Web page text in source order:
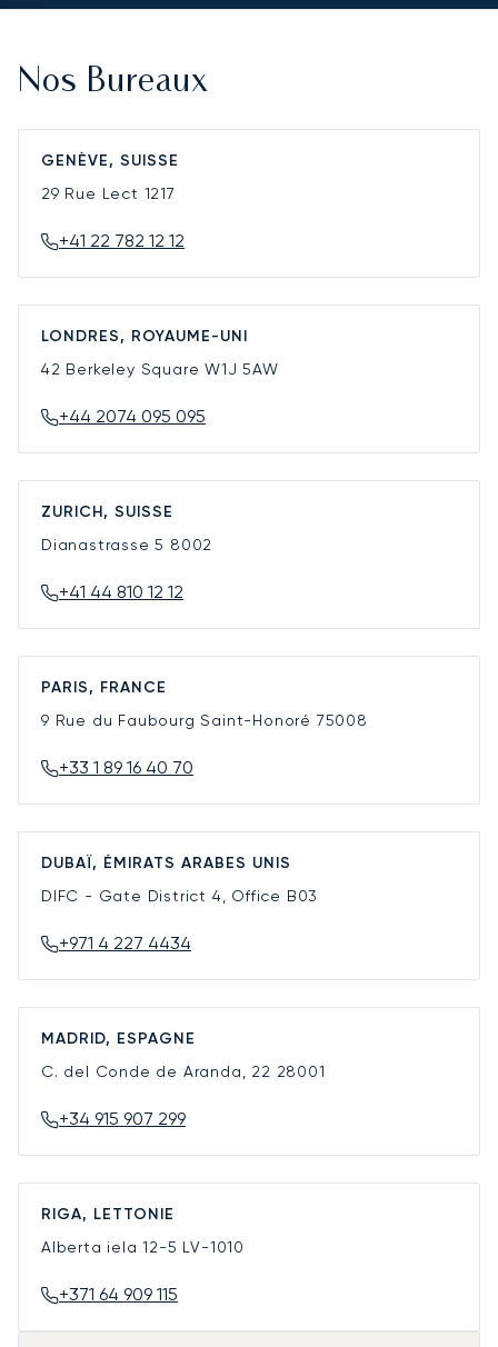
Nos Bureaux
GENÈVE, SUISSE
29 Rue Lect 1217
+41 22 782 12 12
LONDRES, ROYAUME-UNI
42 Berkeley SquareW1J 5AW
+44 2074 095 095
ZURICH, SUISSE
Dianastrasse 5 8002
+41 44 810 12 12
PARIS, FRANCE
9 Rue du Faubourg Saint-Honoré 75008
+33 1 89 16 40 70
DUBAÏ, ÉMIRATS ARABES UNIS
DIFC - Gate District 4, Office B03
+971 4 227 4434
MADRID, ESPAGNE
C. del Conde de Aranda, 22 28001
+34 915 907 299
RIGA, LETTONIE
Alberta iela 12-5 LV-1010
+371 64 909 115